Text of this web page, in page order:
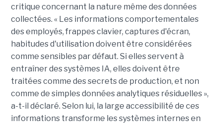
critique concernant la nature même des données
collectées. « Les informations comportementales
des employés, frappes clavier, captures d'écran,
habitudes d'utilisation doivent être considérées
comme sensibles par défaut. Si elles servent à
entraîner des systèmes IA, elles doivent être
traitées comme des secrets de production, et non
comme de simples données analytiques résiduelles »,
a-t-il déclaré. Selon lui, la large accessibilité de ces
informations transforme les systèmes internes en